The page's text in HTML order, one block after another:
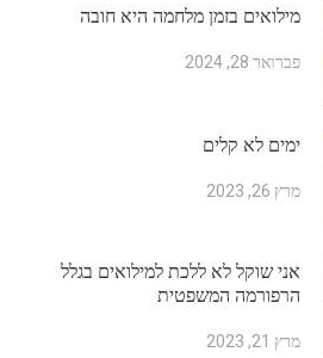
מילואים בזמן מלחמה היא חובה
פברואר 28, 2024
ימים לא קלים
מרץ 26, 2023
אני שוקל לא ללכת למילואים בגלל
הרפורמה המשפטית
מרץ 21, 2023